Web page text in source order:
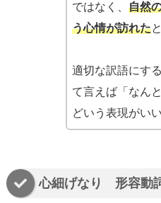
ではなく、 自然
う心情が訪れた
適切な訳語にす
て言えば「なん
どいう表現がい
心細げなり 形容動